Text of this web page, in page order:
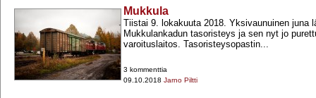
Mukkula
Tiistai 9. lokakuuta 2018. Yksivaunuinen juna
Mukkulankadun tasoristeys ja sen nyt jo
varoituslaitos. Tasoristeysopastin...
3 kommenttia
09.10.2018 Jarno Piltti